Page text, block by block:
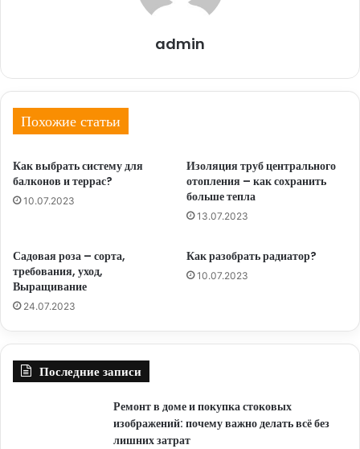
admin
Похожие статьи
Как выбрать систему для
балконов и террас?
10.07.2023
Изоляция труб центрального
отопления – как сохранить
больше тепла
13.07.2023
Садовая роза – сорта,
требования, уход,
Выращивание
24.07.2023
Как разобрать радиатор?
10.07.2023
Последние записи
Ремонт в доме и покупка стоковых
изображений: почему важно делать всё без
лишних затрат